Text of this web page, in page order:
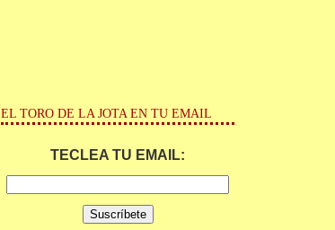
EL TORO DE LA JOTA EN TU EMAIL
TECLEA TU EMAIL: